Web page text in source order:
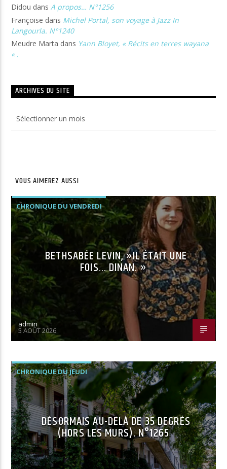
Didou dansA propos… N°1256
Françoise dans Michel Portal, son voyage à Jazz In
Langourla. N°1240
Meudre Marta dans Yann Bloyet, « Récits en terres wayana
« .
ARCHIVES DU SITE
du
VOUS AIMEREZ AUSSI
CHRONIQUE DU VENDREDI
BETHSABÉE LEVIN, »IL ÉTAIT UNE
FOIS… DINAN. »
admin
5 AOÛT 2026
CHRONIQUE DU JEUDI
DÉSORMAIS AU-DELÀ DE 35 DEGRÉS
(HORS LES MURS). N°1265